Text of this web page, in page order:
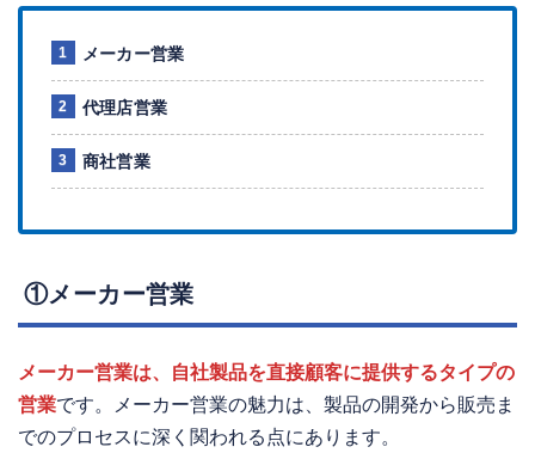
メーカー営業
代理店営業
商社営業
①メーカー営業
メーカー営業は、自社製品を直接顧客に提供するタイプの
営業です。メーカー営業の魅力は、製品の開発から販売ま
でのプロセスに深く関われる点にあります。